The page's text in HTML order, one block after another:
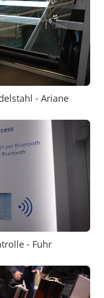
- Ariane
- Fuhr